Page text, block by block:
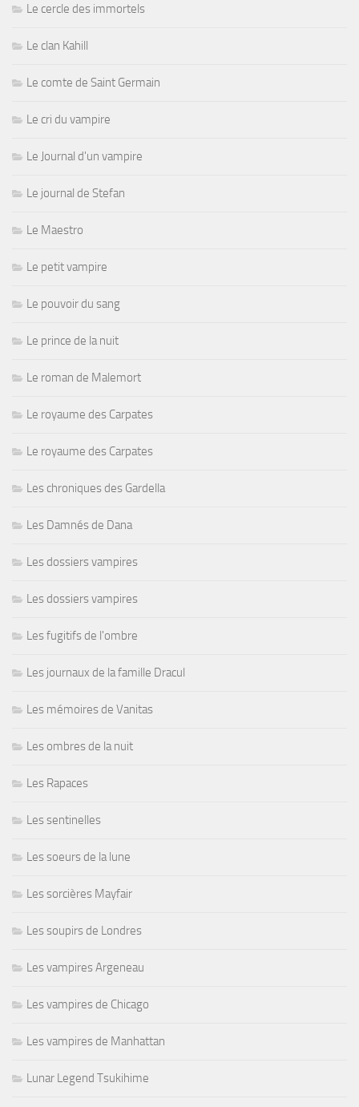
Le cercle des immortels
Le clan Kahill
Le comte de Saint Germain
Le cri du vampire
Le Journal d'un vampire
Le journal de Stefan
Le Maestro
Le petit vampire
Le pouvoir du sang
Le prince de la nuit
Le roman de Malemort
Le royaume des Carpates
Le royaume des Carpates
Les chroniques des Gardella
Les Damnés de Dana
Les dossiers vampires
Les dossiers vampires
Les fugitifs de l'ombre
Les journaux de la famille Dracul
Les mémoires de Vanitas
Les ombres de la nuit
Les Rapaces
Les sentinelles
Les soeurs de la lune
Les sorcières Mayfair
Les soupirs de Londres
Les vampires Argeneau
Les vampires de Chicago
Les vampires de Manhattan
Lunar Legend Tsukihime